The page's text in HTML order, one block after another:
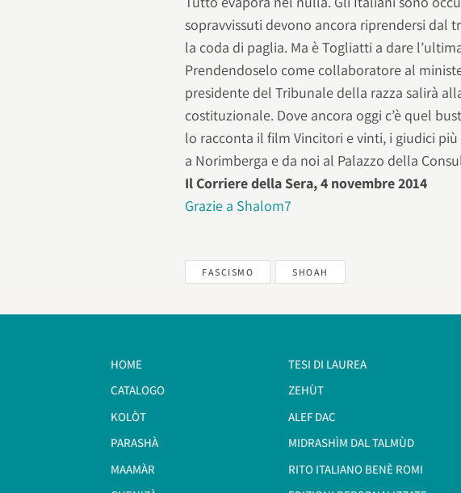
sopravvissuti devono ancora riprendersi dal
la coda di paglia. Ma è Togliatti a dare
Prendendoselo come collaboratore al
presidente del Tribunale della razza salirà
costituzionale. Dove ancora oggi c’è quel
lo racconta il film Vincitori e vinti, i giudici
a Norimberga e da noi al Palazzo della
Il Corriere della Sera, 4 novembre 2014
Grazie a Shalom7
FASCISMO SHOAH
HOME
CATALOGO
KOLÒT
PARASHÀ
MAAMÀR
TESI DI LAUREA
ZEHÙT
ALEF DAC
MIDRASHÌM DAL TALMÙD
RITO ITALIANO BENÈ ROMI​